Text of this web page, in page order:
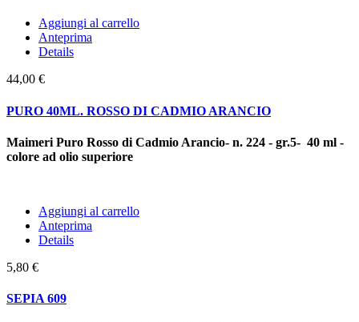
Aggiungi al carrello
Anteprima
Details
44,00 €
PURO 40ML. ROSSO DI CADMIO ARANCIO
Maimeri Puro Rosso di Cadmio Arancio- n. 224 - gr.5- 40 ml -
colore ad olio superiore
Aggiungi al carrello
Anteprima
Details
5,80 €
SEPIA 609